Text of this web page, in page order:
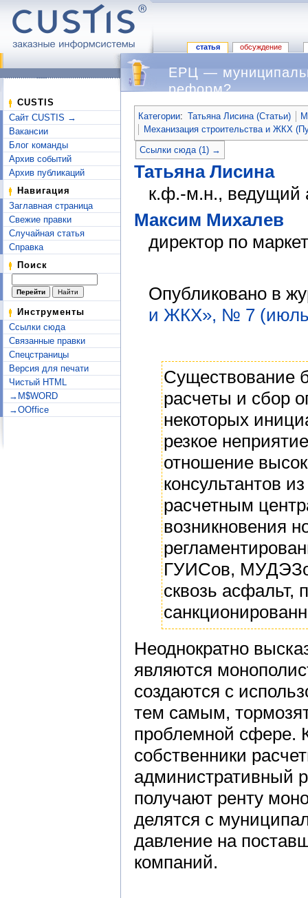
статья обсуждение
CUSTIS
Сайт CUSTIS →
Вакансии
Блог команды
Архив событий
Архив публикаций
Навигация
Заглавная страница
Свежие правки
Случайная статья
Справка
Поиск
Инструменты
Ссылки сюда
Связанные правки
Спецстраницы
Версия для печати
Чистый HTML
→M$WORD
→OOffice
ЕРЦ —
реформ?
Категории: Татьяна Лисина (Статьи)
Механизация строительства и ЖКХ
Ссылки сюда (1) →
Татьяна Лисина
к.ф.-м.н., ведущий
Максим Михалев
директор по
Опубликовано в
и ЖКХ», № 7
Существование
расчеты и сбор
некоторых
резкое
отношение
консультантов
расчетным
возникновения
ГУИСов,
сквозь асфальт,
Неоднократно
являются
создаются с
тем самым,
проблемной сфере.
собственники
административный
получают ренту
делятся с
давление на
компаний.